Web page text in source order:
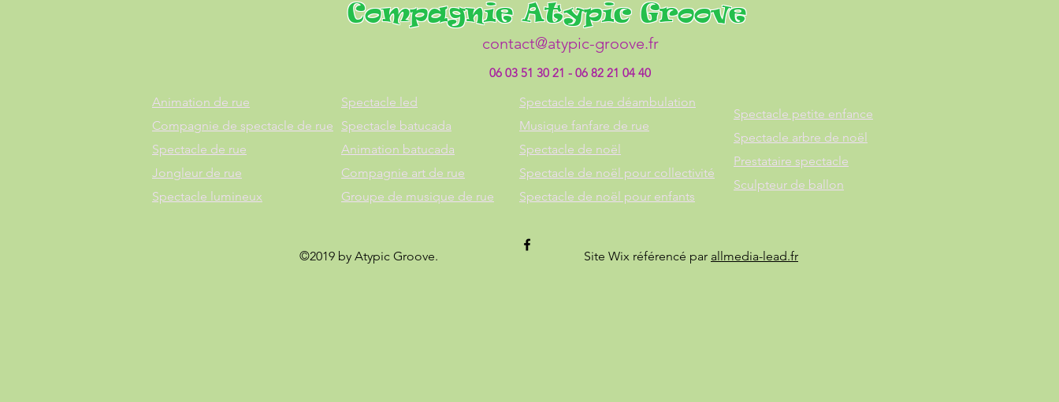
Compagnie Atypic Groove
contact@atypic-groove.fr
06 03 51 30 21 - 06 82 21 04 40
Animation de rue
Compagnie de spectacle de rue
Spectacle de rue
Jongleur de rue
Spectacle lumineux
Spectacle led
Spectacle batucada
Animation batucada
Compagnie art de rue
Groupe de musique de rue
©2019 by Atypic Groove.
Spectacle de rue déambulation
Musique fanfare de rue
Spectacle de noël
Spectacle de noël pour collectivité
Spectacle de noël pour enfants
Spectacle petite enfance
Spectacle arbre de noël
Prestataire spectacle
Sculpteur de ballon
Site Wix référencé par allmedia-lead.fr